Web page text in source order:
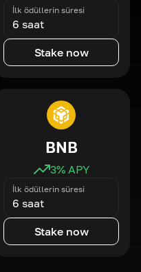
İlk ödüllerin süresi
6 saat
Stake now
BNB
3% APY
İlk ödüllerin süresi
6 saat
Stake now